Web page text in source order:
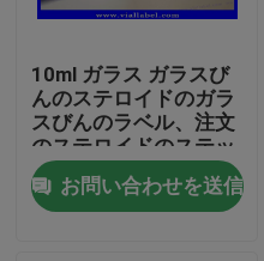
10ml ガラス ガラスび
んのステロイドのガラ
スびんのラベル、注文
のステロイドのステッ
カーの印刷
お問い合わせを送信